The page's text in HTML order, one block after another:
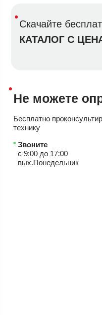
Скачайте
КАТАЛОГ С
Не можете
Бесплатно
технику
Звоните
с 9:00 до 17:00
вых.Понедельник